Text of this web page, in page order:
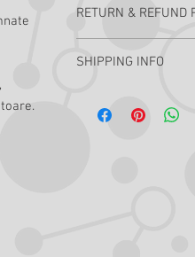
bucată, semnate de
Fotografiile au fost
Printurile sunt
RETURN & REFUND
SHIPPING INFO